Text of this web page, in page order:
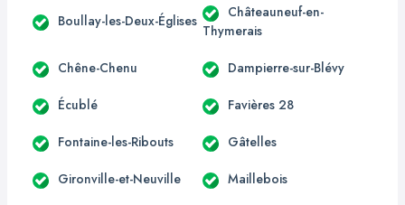
Boullay-les-Deux-Églises
Châteauneuf-en-
Thymerais
Chêne-Chenu Dampierre-sur-Blévy
Écublé Favières 28
Fontaine-les-Ribouts Gâtelles
Gironville-et-Neuville Maillebois